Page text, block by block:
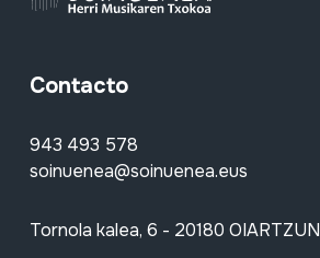
Contacto
943 493 578
soinuenea@soinuenea.eus
Tornola kalea, 6 - 20180 OIARTZUN